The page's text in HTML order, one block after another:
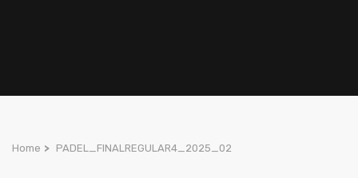
Home > PADEL_FINALREGULAR4_2025_02